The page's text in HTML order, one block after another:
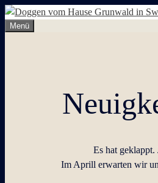
Zum
Inhalt
Menü
Es hat geklappt.
Im Aprill erwarten wir